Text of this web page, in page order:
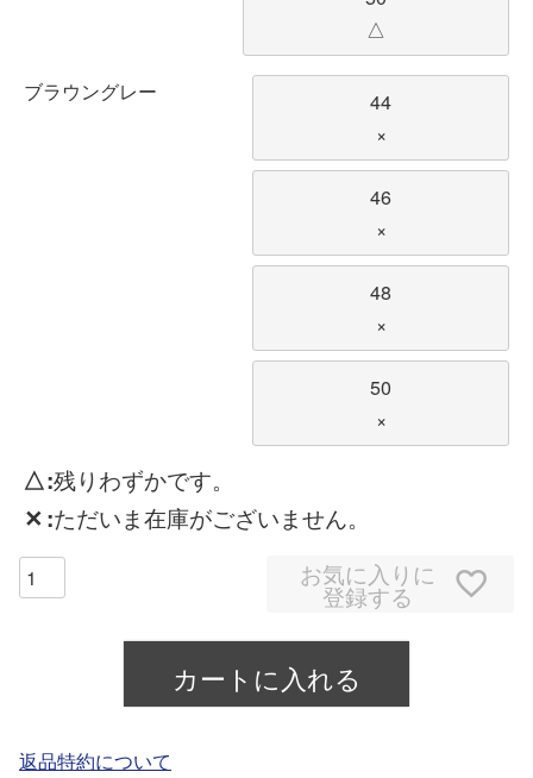
△
ブラウングレー
44
×
46
×
48
×
50
×
△ 残りわずかです。
✕ ただいま在庫がございません。
お気に入りに
登録する
カートに入れる
返品特約について